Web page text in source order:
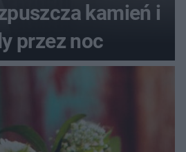
kamień i
przez noc